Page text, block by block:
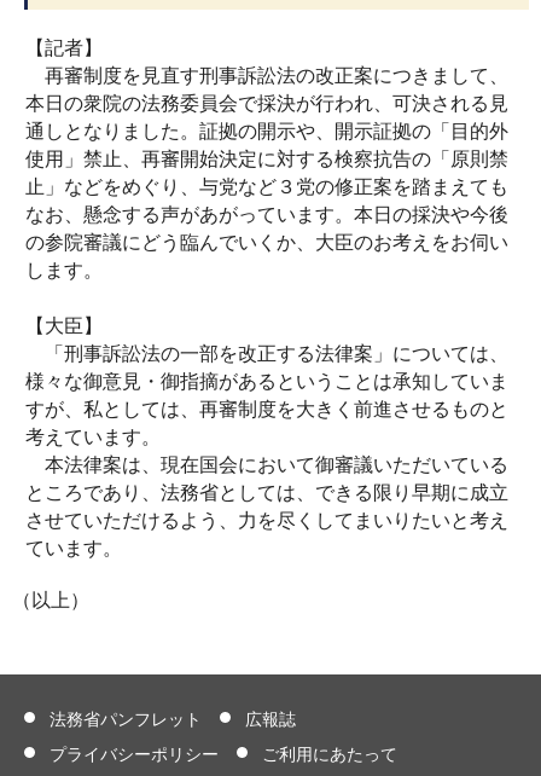
【記者】
再審制度を見直す刑事訴訟法の改正案につきまして、
本日の衆院の法務委員会で採決が行われ、可決される見
通しとなりました。証拠の開示や、開示証拠の「目的外
使用」禁止、再審開始決定に対する検察抗告の「原則禁
止」などをめぐり、与党など３党の修正案を踏まえても
なお、懸念する声があがっています。本日の採決や今後
の参院審議にどう臨んでいくか、大臣のお考えをお伺い
します。
【大臣】
「刑事訴訟法の一部を改正する法律案」については、
様々な御意見・御指摘があるということは承知していま
すが、私としては、再審制度を大きく前進させるものと
考えています。
本法律案は、現在国会において御審議いただいている
ところであり、法務省としては、できる限り早期に成立
させていただけるよう、力を尽くしてまいりたいと考え
ています。
（以上）
法務省パンフレット
広報誌
プライバシーポリシー
ご利用にあたって